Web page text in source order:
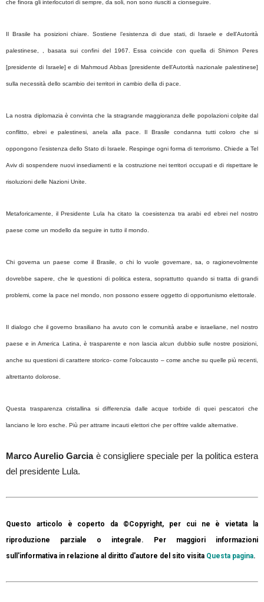
che finora gli interlocutori di sempre, da soli, non sono riusciti a cionseguire.
Il Brasile ha posizioni chiare. Sostiene l’esistenza di due stati, di Israele e dell’Autorità
palestinese, , basata sui confini del 1967. Essa coincide con quella di Shimon Peres
[presidente di Israele] e di Mahmoud Abbas [presidente dell’Autorità nazionale palestinese]
sulla necessità dello scambio dei territori in cambio della di pace.
La nostra diplomazia è convinta che la stragrande maggioranza delle popolazioni colpite dal
conflitto, ebrei e palestinesi, anela alla pace. Il Brasile condanna tutti coloro che si
oppongono l’esistenza dello Stato di Israele. Respinge ogni forma di terrorismo. Chiede a Tel
Aviv di sospendere nuovi insediamenti e la costruzione nei territori occupati e di rispettare le
risoluzioni delle Nazioni Unite.
Metaforicamente, il Presidente Lula ha citato la coesistenza tra arabi ed ebrei nel nostro
paese come un modello da seguire in tutto il mondo.
Chi governa un paese come il Brasile, o chi lo vuole governare, sa, o ragionevolmente
dovrebbe sapere, che le questioni di politica estera, soprattutto quando si tratta di grandi
problemi, come la pace nel mondo, non possono essere oggetto di opportunismo elettorale.
Il dialogo che il governo brasiliano ha avuto con le comunità arabe e israeliane, nel nostro
paese e in America Latina, è trasparente e non lascia alcun dubbio sulle nostre posizioni,
anche su questioni di carattere storico- come l’olocausto – come anche su quelle più recenti,
altrettanto dolorose.
Questa trasparenza cristallina si differenzia dalle acque torbide di quei pescatori che
lanciano le loro esche. Più per attrarre incauti elettori che per offrire valide alternative.
Marco Aurelio Garciaè consigliere speciale per la politica estera
del presidente Lula.
Questo articolo è coperto da ©Copyright, per cui ne è vietata la
riproduzione parziale o integrale. Per maggiori informazioni
sull'informativa in relazione al diritto d'autore del sito visita Questa pagina.